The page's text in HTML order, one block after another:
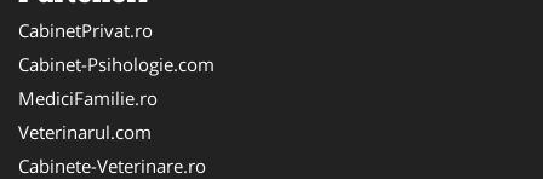
CabinetPrivat.ro
Cabinet-Psihologie.com
MediciFamilie.ro
Veterinarul.com
Cabinete-Veterinare.ro